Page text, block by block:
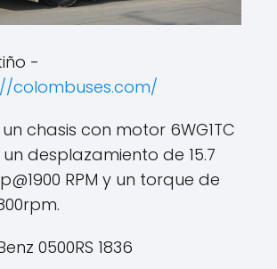
-
colombuses.com/
un chasis con motor 6WG1TC
desplazamiento de 15.7
RPM y un torque de
0500RS 1836